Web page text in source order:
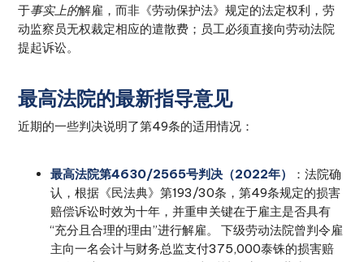
于事实上的解雇，而非《劳动保护法》规定的法定权利，劳
动监察员无权裁定相应的遣散费；员工必须直接向劳动法院
提起诉讼。
最高法院的最新指导意见
近期的一些判决说明了第49条的适用情况：
最高法院第4630/2565号判决（2022年）
：法院确
认，根据《民法典》第193/30条，第49条规定的损害
赔偿诉讼时效为十年，并重申关键在于雇主是否具有
“充分且合理的理由”进行解雇。 下级劳动法院曾判令雇
主向一名会计与财务总监支付375,000泰铢的损害赔